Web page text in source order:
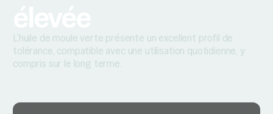
L’huile de moule verte présente un excellent profil de
tolérance, compatible avec une utilisation quotidienne, y
compris sur le long terme.